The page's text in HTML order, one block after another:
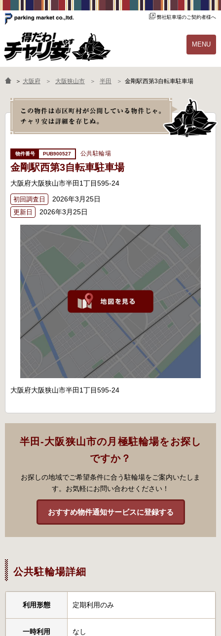
弊社駐車場のご契約者様へ
MENU
物件一覧 ご契約の流れ
よくあるご質問 駐輪場オーナー様へ
＞ 大阪府 大阪狭山市 半田 金剛駅西第3自転車駐車場
PUB900527 公共駐輪場
金剛駅西第3自転車駐車場
大阪府大阪狭山市半田1丁目595-24
初回調査日 2026年3月25日
更新日 2026年3月25日
大阪府大阪狭山市半田1丁目595-24
半田-大阪狭山市の月極駐輪場をお探し
ですか？
お探しの地域でご希望条件に合う駐輪場をご案内いたしま
す。お気軽にお問い合わせください！
おすすめ物件通知サービスに登録する
公共駐輪場詳細
利用形態 定期利用のみ
一時利用 なし